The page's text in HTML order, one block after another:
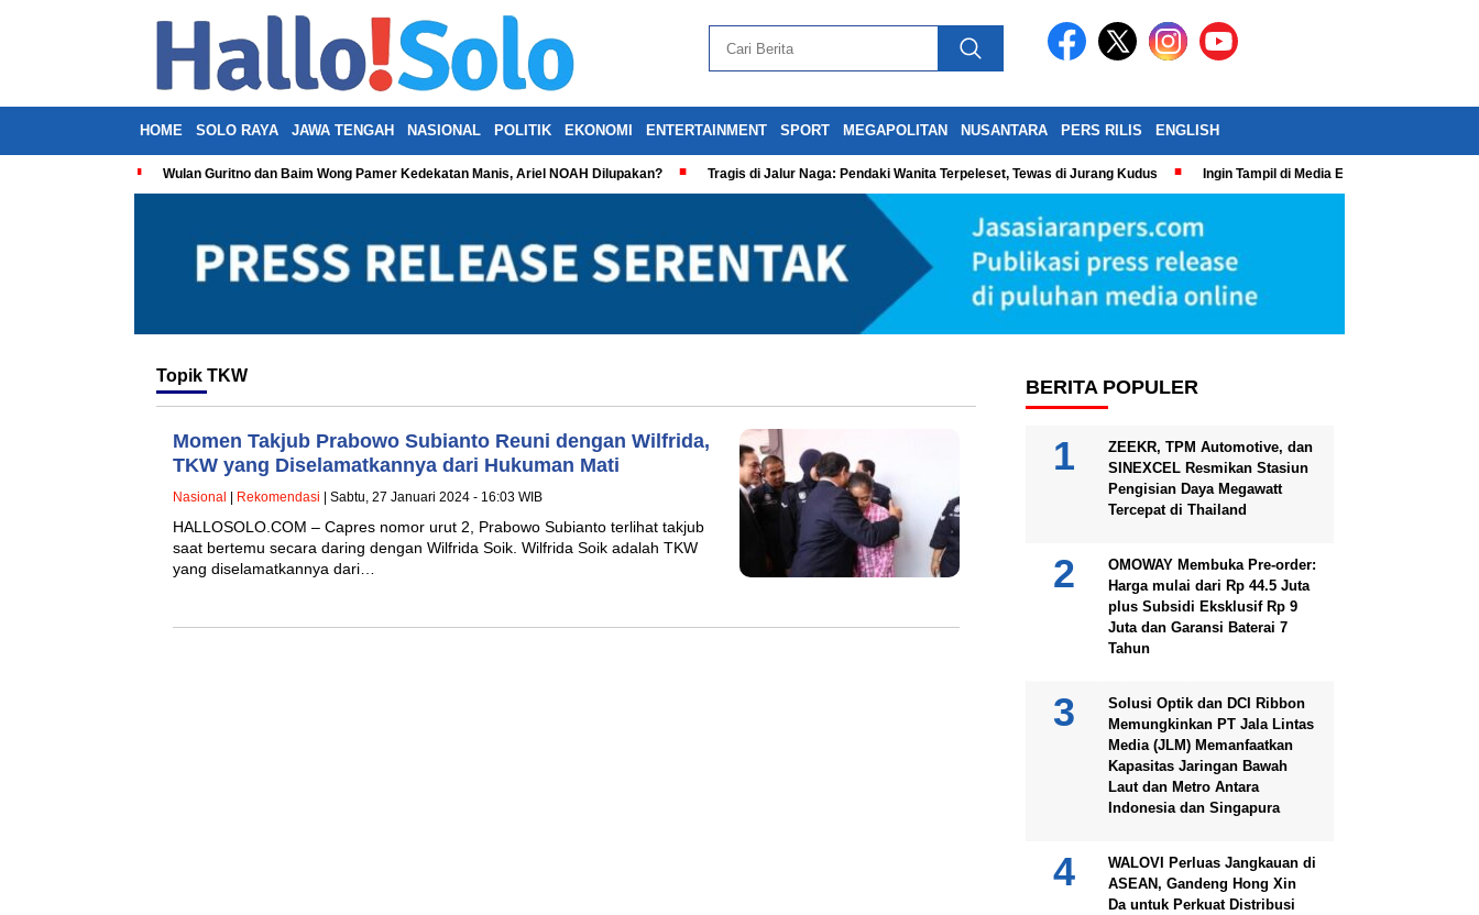
HOME SOLO RAYA JAWA TENGAH NASIONAL POLITIK EKONOMI ENTERTAINMENT SPORT MEGAPOLITAN NUSANTARA PERS RILIS ENGLISH
Wulan Guritno dan Baim Wong Pamer Kedekatan Manis, Ariel NOAH Dilupakan? Tragis di Jalur Naga: Pendaki Wanita Terpeleset, Tewas di Jurang Kudus Ingin Tampil di Media Ekonomi dan Bisnis
Topik TKW
Momen Takjub Prabowo Subianto Reuni dengan Wilfrida,
TKW yang Diselamatkannya dari Hukuman Mati
Nasional | Rekomendasi | Sabtu, 27 Januari 2024 - 16:03 WIB
HALLOSOLO.COM – Capres nomor urut 2, Prabowo Subianto terlihat takjub
saat bertemu secara daring dengan Wilfrida Soik. Wilfrida Soik adalah TKW
yang diselamatkannya dari…
BERITA POPULER
ZEEKR, TPM Automotive, dan
SINEXCEL Resmikan Stasiun
Pengisian Daya Megawatt
Tercepat di Thailand
OMOWAY Membuka Pre-order:
Harga mulai dari Rp 44.5 Juta
plus Subsidi Eksklusif Rp 9
Juta dan Garansi Baterai 7
Tahun
Solusi Optik dan DCI Ribbon
Memungkinkan PT Jala Lintas
Media (JLM) Memanfaatkan
Kapasitas Jaringan Bawah
Laut dan Metro Antara
Indonesia dan Singapura
WALOVI Perluas Jangkauan di
ASEAN, Gandeng Hong Xin
Da untuk Perkuat Distribusi